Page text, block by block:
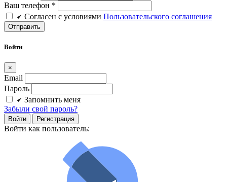
Ваш телефон *
Cогласен c условиями Пользовательского соглашения
Войти
×
Email
Пароль
Запомнить меня
Забыли свой пароль?
Войти Регистрация
Войти как пользователь: